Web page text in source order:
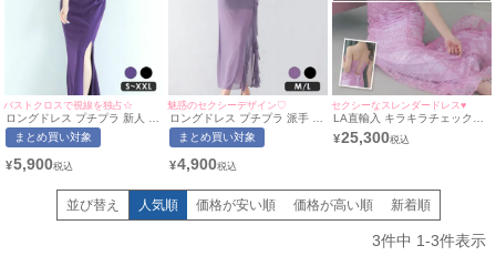
バストクロスで視線を独占☆
ロングドレス プチプラ 新人 タ
イト スリット セクシー ラウ
ンジ ノースリーブ 谷間 スナッ
ャバドレス
まとめ買い対象
¥5,900
魅惑のセクシーデザイン♡
ロングドレス プチプラ 派手 タ
イト キャミソール シアー シー
スルー 谷間 背中魅せ ブローチ
かほ着用/M~L対応)
まとめ買い対象
¥4,900
セクシーなスレンダードレス♥
LA直輸入 キラキラチェック柄
シアーチュールセクシーキャミ
ソールバースデーAラインバー
¥25,300
並び替え 人気順 価格が安い順 価格が高い順 新着順
3件中 1-3件表示